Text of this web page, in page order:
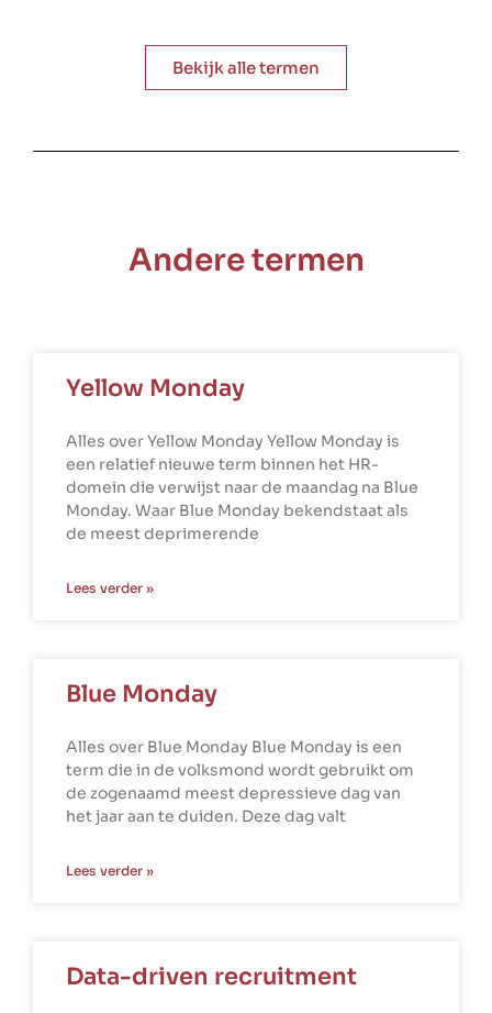
Bekijk alle termen
Andere termen
Yellow Monday
Alles over Yellow Monday Yellow Monday is
een relatief nieuwe term binnen het HR-
domein die verwijst naar de maandag na Blue
Monday. Waar Blue Monday bekendstaat als
de meest deprimerende
Lees verder »
Blue Monday
Alles over Blue Monday Blue Monday is een
term die in de volksmond wordt gebruikt om
de zogenaamd meest depressieve dag van
het jaar aan te duiden. Deze dag valt
Lees verder »
Data-driven recruitment